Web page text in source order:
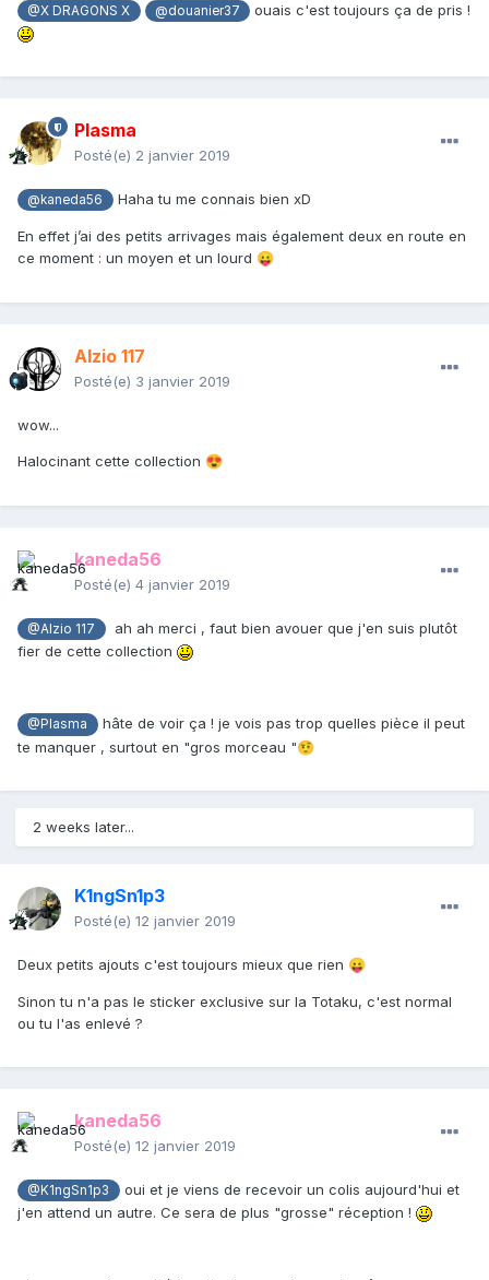
@X DRAGONS X @douanier37 ouais c'est toujours ça de pris !
Plasma
Posté(e) 2 janvier 2019
@kaneda56 Haha tu me connais bien xD
En effet j’ai des petits arrivages mais également deux en route en
ce moment : un moyen et un lourd 😛
Alzio 117
Posté(e) 3 janvier 2019
wow...
Halocinant cette collection 😍
kaneda56
Posté(e) 4 janvier 2019
@Alzio 117
ah ah merci , faut bien avouer que j'en suis plutôt
fier de cette collection
@Plasma
hâte de voir ça ! je vois pas trop quelles pièce il peut
te manquer , surtout en "gros morceau "🤨
2 weeks later...
K1ngSn1p3
Posté(e) 12 janvier 2019
Deux petits ajouts c'est toujours mieux que rien 😛
Sinon tu n'a pas le sticker exclusive sur la Totaku, c'est normal
ou tu l'as enlevé ?
kaneda56
Posté(e) 12 janvier 2019
@K1ngSn1p3
oui et je viens de recevoir un colis aujourd'hui et
j'en attend un autre. Ce sera de plus "grosse" réception !